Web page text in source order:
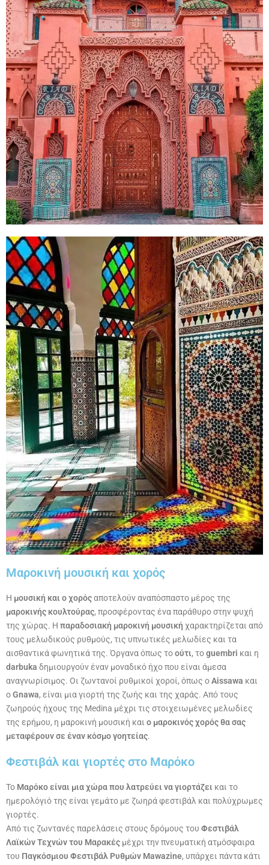
Μαροκινή μουσική και χορός
Η μουσική και ο χορόςαποτελούν αναπόσπαστο μέρος της
μαροκινής κουλτούρας, προσφέροντας ένα παράθυρο στην ψυχή
της χώρας. Η παραδοσιακή μαροκινή μουσική χαρακτηρίζεται από
τους μελωδικούς ρυθμούς, τις υπνωτικές μελωδίες και τα
αισθαντικά φωνητικά της. Όργανα όπως τοούτι, τοguembri και η
darbuka δημιουργούν έναν μοναδικό ήχο που είναι άμεσα
αναγνωρίσιμος. Οι ζωντανοί ρυθμικοί χοροί, όπως οAissawa και
οGnawa, είναι μια γιορτή της ζωής και της χαράς. Από τους
ζωηρούς ήχους της Medina μέχρι τις στοιχειωμένες μελωδίες
της ερήμου, η μαροκινή μουσική και ο μαροκινός χορός θα σας
μεταφέρουν σε έναν κόσμο γοητείας.
Φεστιβάλ και γιορτές στο Μαρόκο
Το Μαρόκο είναι μια χώρα που λατρεύει να γιορτάζει και το
ημερολόγιό της είναι γεμάτο με ζωηρά φεστιβάλ και πολύχρωμες
γιορτές.
Από τις ζωντανές παρελάσεις στους δρόμους του Φεστιβάλ
Λαϊκών Τεχνών του Μαρακές μέχρι την πνευματική ατμόσφαιρα
του Παγκόσμιου Φεστιβάλ Ρυθμών Mawazine, υπάρχει πάντα κάτι